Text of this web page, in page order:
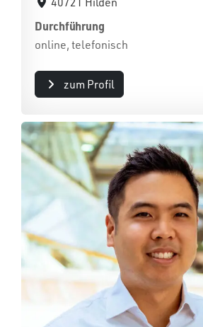
Durchführung
online, telefonisch
zum Profil